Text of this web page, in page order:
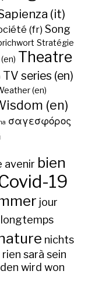
(it)
(fr)Song
Stratégie
Theatre
TV series (en)
(en)
(en)
σαγεσφόρος
avenir bien
19
jour
longtemps
nichts
rien sarà sein
wird won